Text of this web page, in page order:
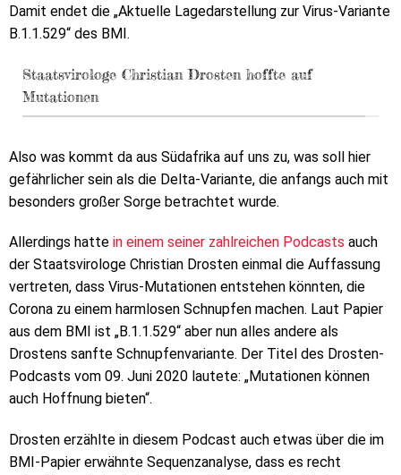
Damit endet die „Aktuelle Lagedarstellung zur Virus-Variante
B.1.1.529“ des BMI.
Staatsvirologe Christian Drosten hoffte auf
Mutationen
Also was kommt da aus Südafrika auf uns zu, was soll hier
gefährlicher sein als die Delta-Variante, die anfangs auch mit
besonders großer Sorge betrachtet wurde.
Allerdings hatte in einem seiner zahlreichen Podcasts auch
der Staatsvirologe Christian Drosten einmal die Auffassung
vertreten, dass Virus-Mutationen entstehen könnten, die
Corona zu einem harmlosen Schnupfen machen. Laut Papier
aus dem BMI ist „B.1.1.529“ aber nun alles andere als
Drostens sanfte Schnupfenvariante. Der Titel des Drosten-
Podcasts vom 09. Juni 2020 lautete: „Mutationen können
auch Hoffnung bieten“.
Drosten erzählte in diesem Podcast auch etwas über die im
BMI-Papier erwähnte Sequenzanalyse, dass es recht